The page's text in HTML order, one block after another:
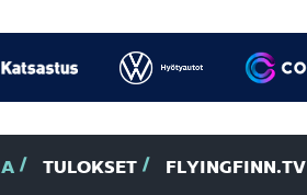
TULOKSET FLYINGFINN.TV